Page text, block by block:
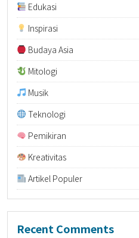
Edukasi
Inspirasi
Budaya Asia
Mitologi
Musik
Teknologi
Pemikiran
Kreativitas
Artikel Populer
Recent Comments